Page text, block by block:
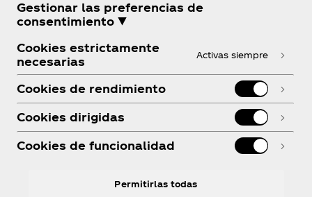
¿Necesitas ayuda?
Legal
Gestionar las preferencias de
consentimiento ▼
Cookies estrictamente
necesarias
Activas siempre
Cookies de rendimiento
Cookies dirigidas
Cookies de funcionalidad
Permitirlas todas